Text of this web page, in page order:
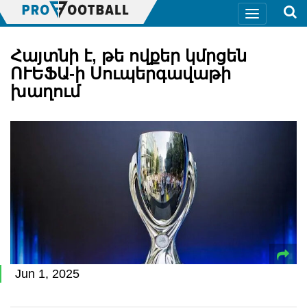
Հայտնի է, թե ովքեր կմրցեն
ՈՒԵՖԱ-ի Սուպերգավաթի
խաղում
Jun 1, 2025